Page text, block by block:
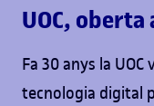
UOC,
Fa 30 anys la
tecnologia digital